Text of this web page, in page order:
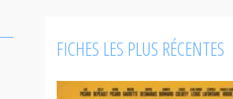
FICHES LES PLUS RÉCENTES